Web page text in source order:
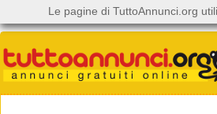
Le pagine di TuttoAnnunci.org